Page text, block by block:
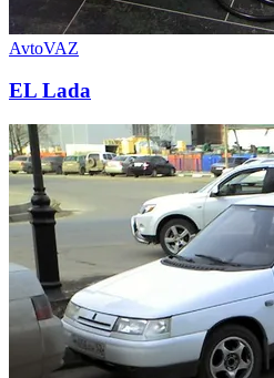
AvtoVAZ
EL Lada